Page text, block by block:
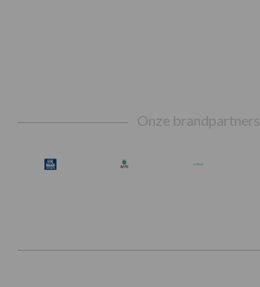
Onze brandpartners